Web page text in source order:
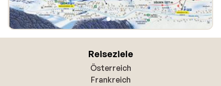
Reiseziele
Österreich
Frankreich